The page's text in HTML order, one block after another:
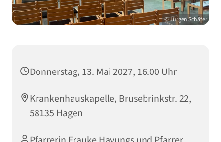
© Jürgen Schäfer
Donnerstag, 13. Mai 2027, 16:00 Uhr
Krankenhauskapelle, Brusebrinkstr. 22,
58135 Hagen